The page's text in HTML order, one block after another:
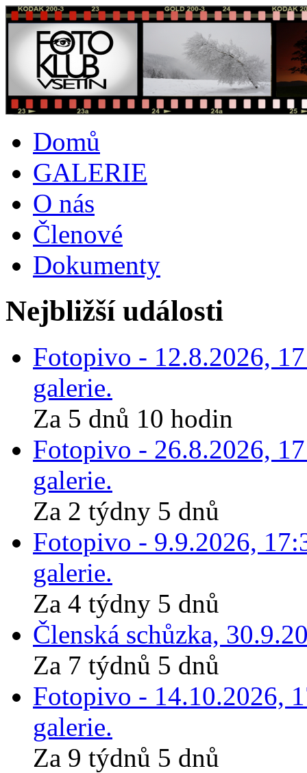
Domů
GALERIE
O nás
Členové
Dokumenty
Nejbližší události
Fotopivo - 12.8.2026,
galerie.
Za 5 dnů 10 hodin
Fotopivo - 26.8.2026,
galerie.
Za 2 týdny 5 dnů
Fotopivo - 9.9.2026,
galerie.
Za 4 týdny 5 dnů
Členská schůzka,
Za 7 týdnů 5 dnů
Fotopivo - 14.10.2026,
galerie.
Za 9 týdnů 5 dnů